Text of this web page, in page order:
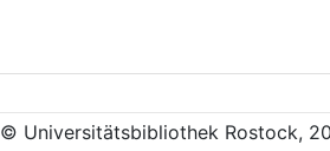
© Universitätsbibliothek Rostock,